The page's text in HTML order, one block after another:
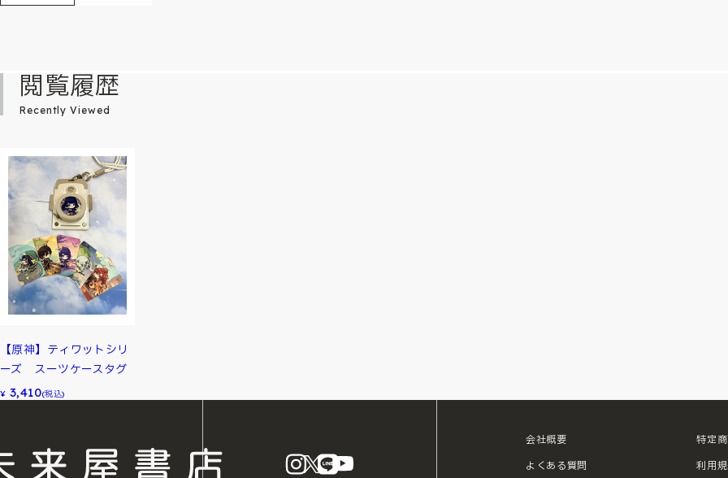
閲覧履歴
Recently Viewed
【原神】ティワットシリ
ーズ スーツケースタグ
¥ 3,410(税込)
instagram
X LINE
会社概要
よくある質問
特定
利用